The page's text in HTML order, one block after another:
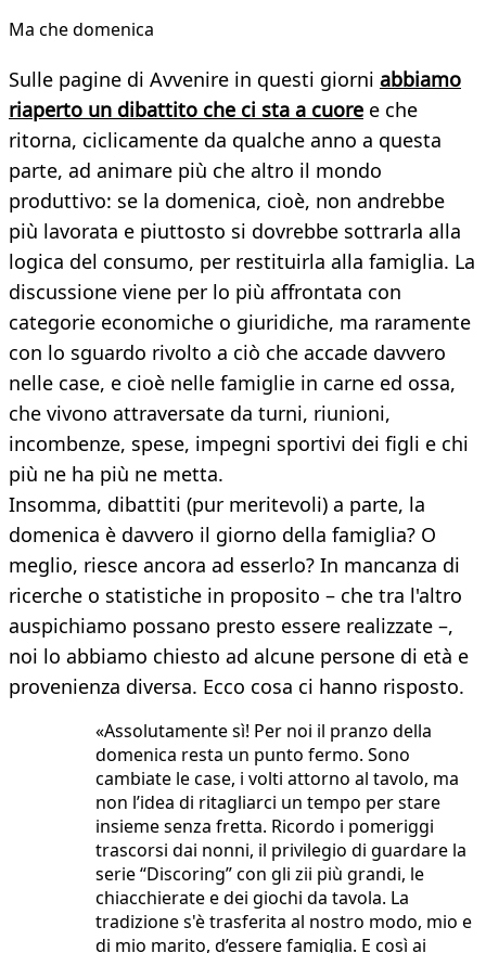
Ma che domenica
Sulle pagine di Avvenire in questi giorni abbiamo
riaperto un dibattito che ci sta a cuore e che
ritorna, ciclicamente da qualche anno a questa
parte, ad animare più che altro il mondo
produttivo: se la domenica, cioè, non andrebbe
più lavorata e piuttosto si dovrebbe sottrarla alla
logica del consumo, per restituirla alla famiglia. La
discussione viene per lo più affrontata con
categorie economiche o giuridiche, ma raramente
con lo sguardo rivolto a ciò che accade davvero
nelle case, e cioè nelle famiglie in carne ed ossa,
che vivono attraversate da turni, riunioni,
incombenze, spese, impegni sportivi dei figli e chi
più ne ha più ne metta.
Insomma, dibattiti (pur meritevoli) a parte, la
domenica è davvero il giorno della famiglia? O
meglio, riesce ancora ad esserlo? In mancanza di
ricerche o statistiche in proposito – che tra l'altro
auspichiamo possano presto essere realizzate –,
noi lo abbiamo chiesto ad alcune persone di età e
provenienza diversa. Ecco cosa ci hanno risposto.
«Assolutamente sì! Per noi il pranzo della
domenica resta un punto fermo. Sono
cambiate le case, i volti attorno al tavolo, ma
non l’idea di ritagliarci un tempo per stare
insieme senza fretta. Ricordo i pomeriggi
trascorsi dai nonni, il privilegio di guardare la
serie “Discoring” con gli zii più grandi, le
chiacchierate e dei giochi da tavola. La
tradizione s'è trasferita al nostro modo, mio e
di mio marito, d’essere famiglia. E così ai